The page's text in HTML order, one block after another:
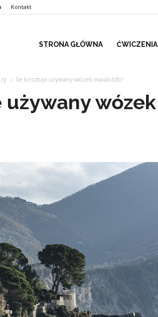
Kontakt
STRONA GŁÓWNA ĆWICZENIA
Ile kosztuje używany wózek inwalidzki?
używany wózek